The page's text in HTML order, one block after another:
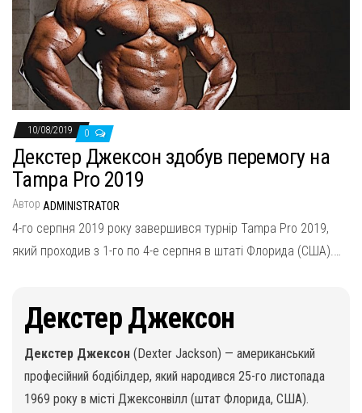
10/08/2019 0
Декстер Джексон здобув перемогу на
Tampa Pro 2019
Автор ADMINISTRATOR
4-го серпня 2019 року завершився турнір Tampa Pro 2019,
який проходив з 1-го по 4-е серпня в штаті Флорида (США).…
Декстер Джексон
Декстер Джексон (Dexter Jackson) — американський
професійний бодібілдер, який народився 25-го листопада
1969 року в місті Джексонвілл (штат Флорида, США).